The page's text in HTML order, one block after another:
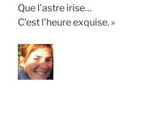
Que l’astre irise…
C’est l’heure exquise. »